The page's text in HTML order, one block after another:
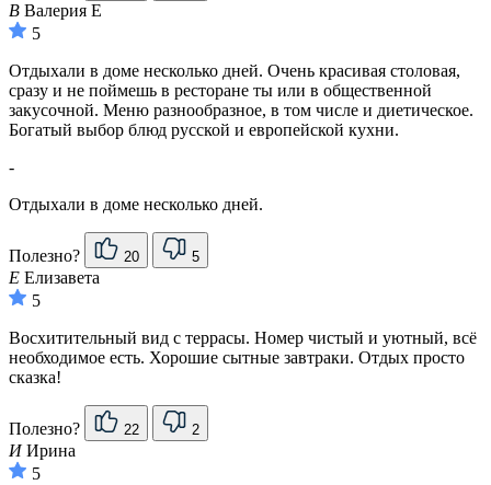
В Валерия Е
5
Отдыхали в доме несколько дней. Очень красивая столовая,
сразу и не поймешь в ресторане ты или в общественной
закусочной. Меню разнообразное, в том числе и диетическое.
Богатый выбор блюд русской и европейской кухни.
-
Отдыхали в доме несколько дней.
Полезно? 20 5
Е Елизавета
5
Восхитительный вид с террасы. Номер чистый и уютный, всё
необходимое есть. Хорошие сытные завтраки. Отдых просто
сказка!
Полезно? 22 2
ИИрина
5